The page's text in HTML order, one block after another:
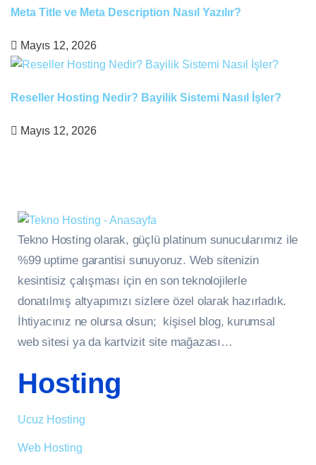
Meta Title ve Meta Description Nasıl Yazılır?
Mayıs 12, 2026
Reseller Hosting Nedir? Bayilik Sistemi Nasıl İşler?
Mayıs 12, 2026
Tekno Hosting olarak, güçlü platinum sunucularımız ile
%99 uptime garantisi sunuyoruz. Web sitenizin
kesintisiz çalışması için en son teknolojilerle
donatılmış altyapımızı sizlere özel olarak hazırladık.
İhtiyacınız ne olursa olsun; kişisel blog, kurumsal
web sitesi ya da kartvizit site mağazası…
Hosting
Ucuz Hosting
Web Hosting